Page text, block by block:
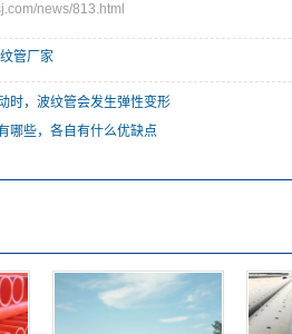
news/813.html
管厂家
时，波纹管会发生弹性变形
哪些，各自有什么优缺点